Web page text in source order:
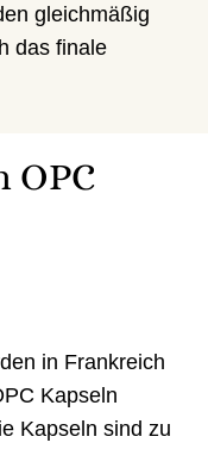
gleichmäßig
das finale
OPC
in Frankreich
Kapseln
Kapseln sind zu